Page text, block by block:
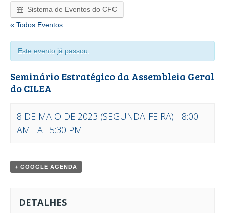
Sistema de Eventos do CFC
« Todos Eventos
Este evento já passou.
Seminário Estratégico da Assembleia Geral
do CILEA
8 DE MAIO DE 2023 (SEGUNDA-FEIRA) - 8:00
AM
A 5:30 PM
NAVEGAÇÃO
+ GOOGLE AGENDA
DETALHES